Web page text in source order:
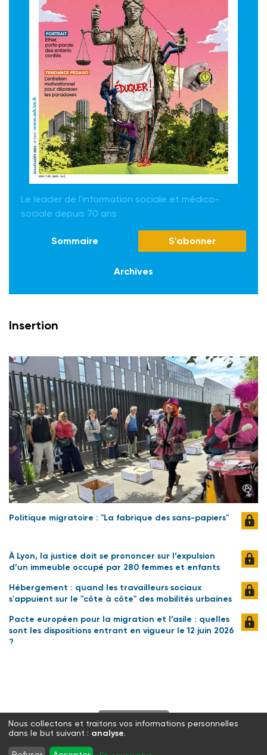
Le leader de l'information sociale et médico-
sociale depuis 70 ans
Sommaire S'abonner
Archives
Insertion
Politique migratoire : "La fabrique des sans-papiers"
À Lyon, la justice doit se prononcer sur l’expulsion
d’un immeuble occupé par 280 femmes et enfants
Hébergement : quand les travailleurs sociaux
s'appuient sur le "côte à côte" des mobilités urbaines
Pacte européen pour la migration et l’asile : quelles
sont les dispositions entrant en vigueur le 12 juin 2026
?
S'abonner
Twitter Facebook
Nous collectons et traitons vos informations personnelles
dans le but suivant : analyse.